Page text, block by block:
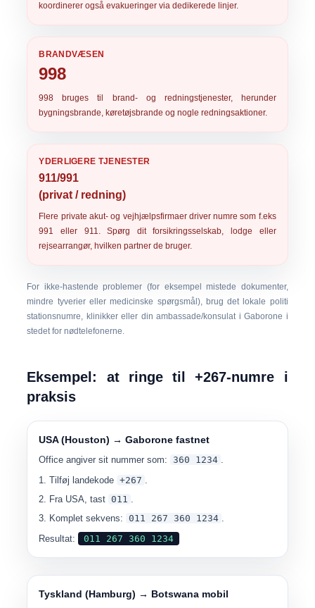
koordinerer også evakueringer via dedikerede linjer.
BRANDVÆSEN
998
998 bruges til brand- og redningstjenester, herunder
bygningsbrande, køretøjsbrande og nogle redningsaktioner.
YDERLIGERE TJENESTER
911/991
(privat / redning)
Flere private akut- og vejhjælpsfirmaer driver numre som f.eks
991 eller 911. Spørg dit forsikringsselskab, lodge eller
rejsearrangør, hvilken partner de bruger.
For ikke-hastende problemer (for eksempel mistede dokumenter,
mindre tyverier eller medicinske spørgsmål), brug det lokale politi
stationsnumre, klinikker eller din ambassade/konsulat i Gaborone i
stedet for nødtelefonerne.
Eksempel: at ringe til +267-numre i
praksis
USA (Houston) → Gaborone fastnet
Office angiver sit nummer som: 360 1234 .
Tilføj landekode +267 .
Fra USA, tast 011 .
Komplet sekvens:
011 267 360 1234 .
Resultat:
011 267 360 1234
Tyskland (Hamburg) → Botswana mobil